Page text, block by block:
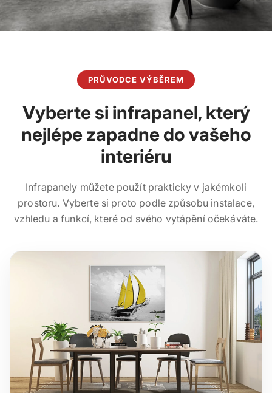
PRŮVODCE VÝBĚREM
Vyberte si infrapanel, který
nejlépe zapadne do vašeho
interiéru
Infrapanely můžete použít prakticky v jakémkoli
prostoru. Vyberte si proto podle způsobu instalace,
vzhledu a funkcí, které od svého vytápění očekáváte.